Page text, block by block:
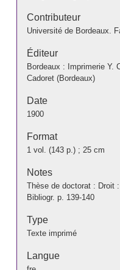
Contributeur
Université de Bordeaux.
Éditeur
Bordeaux : Imprimerie Y.
Cadoret (Bordeaux)
Date
1900
Format
1 vol. (143 p.) ; 25 cm
Notes
Thèse de doctorat : Droit
Bibliogr. p. 139-140
Type
Texte imprimé
Langue